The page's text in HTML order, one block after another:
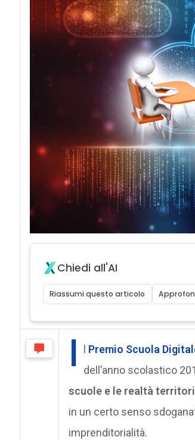
Chiedi all'AI
Riassumi questo articolo
I l Premio Scuola
dell’anno scolastico
scuole e le realtà
in un certo senso
imprenditorialità.